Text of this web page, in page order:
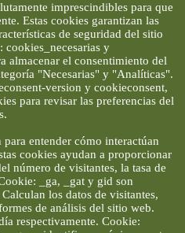
imprescindibles para que
Estas cookies garantizan las
de seguridad del sitio
cookies_necesarias y
almacenar el consentimiento del
"Necesarias" y "Analíticas".
version y cookieconsent,
para revisar las preferencias del
entender cómo interactúan
cookies ayudan a proporcionar
número de visitantes, la tasa de
_ga, _gat y gid son
los datos de visitantes,
de análisis del sitio web.
respectivamente. Cookie: